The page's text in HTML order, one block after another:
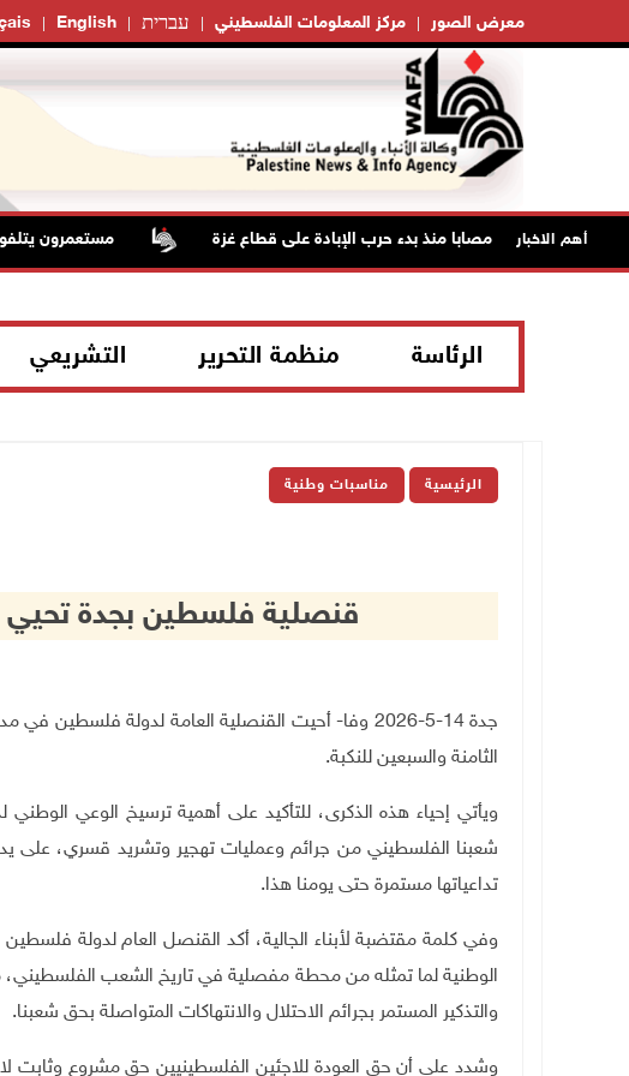
English עברית مركز المعلومات الفلسطيني معرض الصور
أهم الاخبار مستعمرون يتلفون
الرئاسة منظمة التحرير التشريعي
الرئيسية مناسبات وطنية
قنصلية فلسطين بجدة تحيي الذكرى
جدة 14-5-2026 وفا- أحيت القنصلية العامة لدولة
الثامنة والسبعين للنكبة.
ويأتي إحياء هذه الذكرى، للتأكيد على أهمية ترسيخ الوعي الوطني
تداعياتها مستمرة حتى يومنا هذا.
وفي كلمة مقتضبة لأبناء الجالية، أكد القنصل العام لدولة
الوطنية لما تمثله من محطة مفصلية في تاريخ الشعب الفلسطيني،
والتذكير المستمر بجرائم الاحتلال والانتهاكات المتواصلة بحق شعبنا.
وشدد على أن حق العودة للاجئين الفلسطينيين حق مشروع وثابت لا